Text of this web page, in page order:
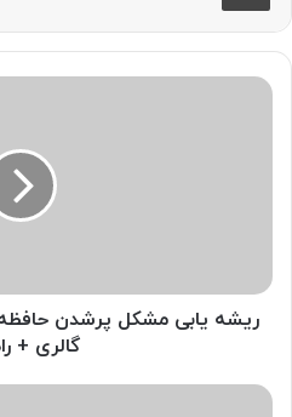
ریشه
خالی
بودن
راه
ریشه یابی مشکل پرشدن
گالری +
اشکالات